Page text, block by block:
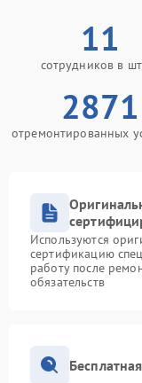
11
сотрудников в
2871
отремонтированных
Используются
сертификацию
работу после
обязательств